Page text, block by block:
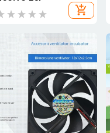
add_shopping_cart